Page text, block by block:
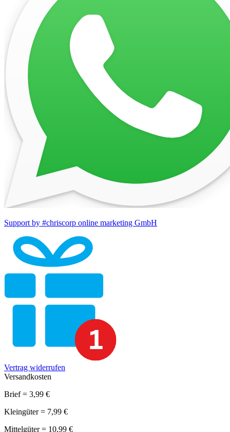
Support by #chriscorp online marketing GmbH
Vertrag widerrufen
Versandkosten
Brief = 3,99 €
Kleingüter = 7,99 €
Mittelgüter = 10,99 €